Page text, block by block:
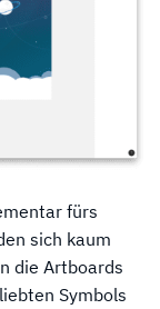
fürs
sich kaum
die Artboards
Symbols